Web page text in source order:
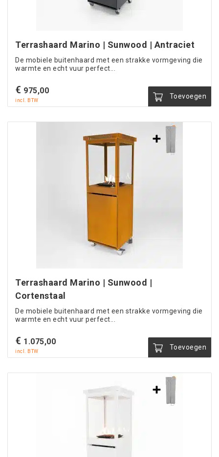
Terrashaard Marino | Sunwood | Antraciet
De mobiele buitenhaard met een strakke vormgeving die
warmte en echt vuur perfect...
€ 975,00
incl. BTW
Toevoegen
Terrashaard Marino | Sunwood |
Cortenstaal
De mobiele buitenhaard met een strakke vormgeving die
warmte en echt vuur perfect...
€ 1.075,00
incl. BTW
Toevoegen